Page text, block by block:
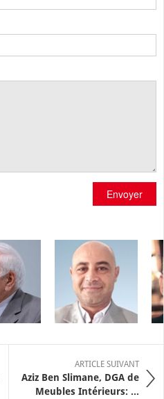
Envoyer
ARTICLE SUIVANT
Aziz Ben Slimane, DGA de
Meubles Intérieurs: ...